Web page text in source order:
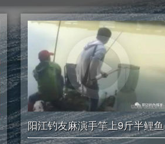
阳江钓友麻演手竿上9斤半鲤鱼